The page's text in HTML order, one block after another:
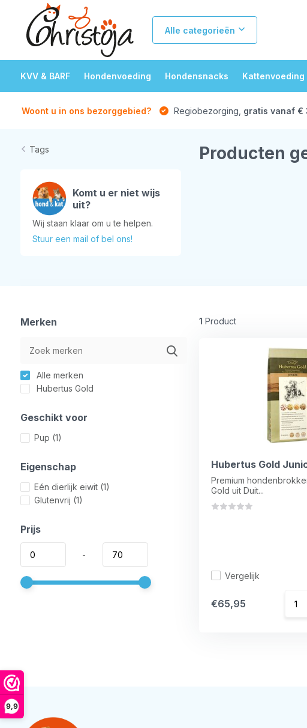
9,9
Alle categorieën
KVV & BARF Hondenvoeding Hondensnacks Kattenvoeding
Woont u in ons bezorggebied? Regiobezorging, gratis vanaf €
Tags
Komt u er niet wijs
uit?
Wij staan klaar om u te helpen.
Stuur een mail of bel ons!
Producten
Merken
Alle merken
Hubertus Gold
Geschikt voor
Pup (1)
Eigenschap
Eén dierlijk eiwit (1)
Glutenvrij (1)
Prijs
-
1 Product
Hubertus Gold
Premium
Gold uit Duit...
Vergelijk
€65,95